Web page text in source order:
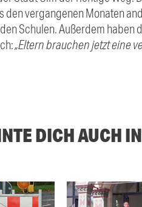
den vergangenen Monaten
Schulen. Außerdem haben
„Eltern brauchen jetzt eine
DICH AUCH